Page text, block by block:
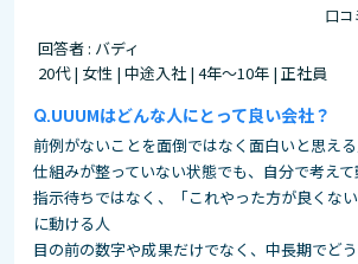
口
回答者 : バディ
20代 | 女性 | 中途入社 | 4年～10年 | 正社員
UUUMはどんな人にとって良い会社？
前例がないことを面倒ではなく面白いと思え
仕組みが整っていない状態でも、自分で考えて
指示待ちではなく、「これやった方が良くな
に動ける人
目の前の数字や成果だけでなく、中長期でど